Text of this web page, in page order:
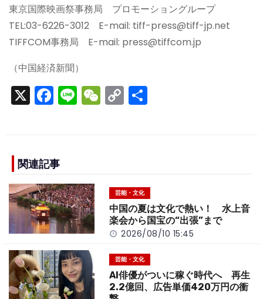
東京国際映画祭事務局 プロモーショングループ
TEL:03-6226-3012 E-mail: tiff-press@tiff-jp.net
TIFFCOM事務局 E-mail: press@tiffcom.jp
（中国経済新聞）
X F
a
e
b
o
o
k
Li
n
W
e
C
o
n
k
関連記事
芸能・文化
中国の夏は文化で熱い！ 水上音
楽会から国宝の“出張”まで
2026/08/10 15:45
芸能・文化
AI俳優がついに稼ぐ時代へ 再生
2.2億回、広告単価420万円の衝